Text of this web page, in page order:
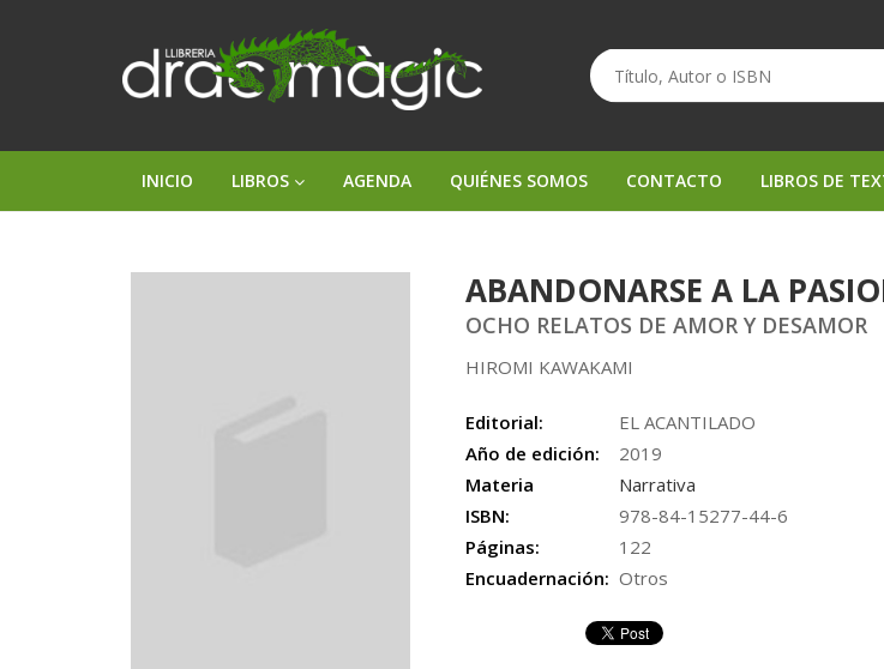
INICIO LIBROS AGENDA QUIÉNES SOMOS CONTACTO LIBROS DE
ABANDONARSE A LA
OCHO RELATOS DE AMOR Y DESAMOR
HIROMI KAWAKAMI
Editorial:
EL ACANTILADO
Año de edición:
2019
Materia
Narrativa
ISBN:
978-84-15277-44-6
Páginas:
122
Encuadernación: Otros